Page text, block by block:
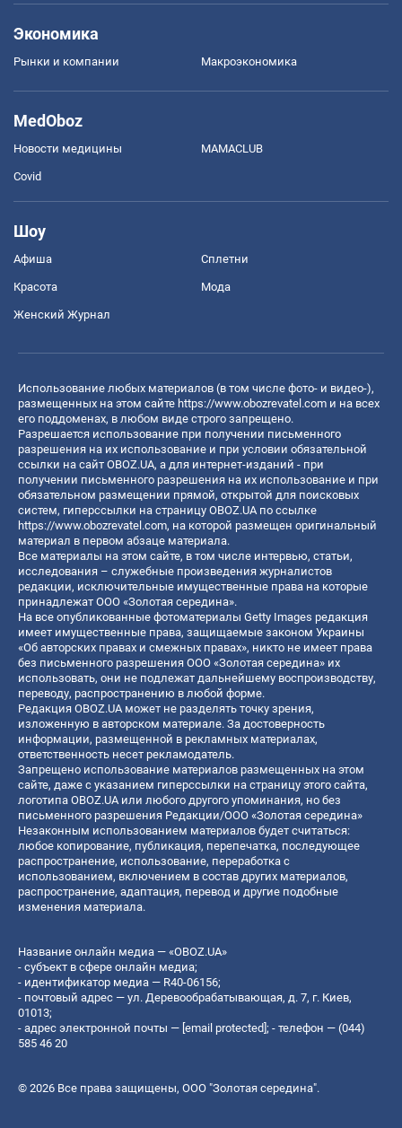
Экономика
Рынки и компании Mакроэкономика
MedOboz
Новости медицины MAMACLUB
Covid
Шоу
Афиша Сплетни
Красота Мода
Женский Журнал
Использование любых материалов (в том числе фото- и видео-),
размещенных на этом сайте https://www.obozrevatel.com и на всех
его поддоменах, в любом виде строго запрещено.
Разрешается использование при получении письменного
разрешения на их использование и при условии обязательной
ссылки на сайт OBOZ.UA, а для интернет-изданий - при
получении письменного разрешения на их использование и при
обязательном размещении прямой, открытой для поисковых
систем, гиперссылки на страницу OBOZ.UA по ссылке
https://www.obozrevatel.com, на которой размещен оригинальный
материал в первом абзаце материала.
Все материалы на этом сайте, в том числе интервью, статьи,
исследования – служебные произведения журналистов
редакции, исключительные имущественные права на которые
принадлежат ООО «Золотая середина».
На все опубликованные фотоматериалы Getty Images редакция
имеет имущественные права, защищаемые законом Украины
«Об авторских правах и смежных правах», никто не имеет права
без письменного разрешения ООО «Золотая середина» их
использовать, они не подлежат дальнейшему воспроизводству,
переводу, распространению в любой форме.
Редакция OBOZ.UA может не разделять точку зрения,
изложенную в авторском материале. За достоверность
информации, размещенной в рекламных материалах,
ответственность несет рекламодатель.
Запрещено использование материалов размещенных на этом
сайте, даже с указанием гиперссылки на страницу этого сайта,
логотипа OBOZ.UA или любого другого упоминания, но без
письменного разрешения Редакции/ООО «Золотая середина»
Незаконным использованием материалов будет считаться:
любое копирование, публикация, перепечатка, последующее
распространение, использование, переработка с
использованием, включением в состав других материалов,
распространение, адаптация, перевод и другие подобные
изменения материала.
Название онлайн медиа — «OBOZ.UA»
- субъект в сфере онлайн медиа;
- идентификатор медиа — R40-06156;
- почтовый адрес — ул. Деревообрабатывающая, д. 7, г. Киев,
01013;
- адрес электронной почты — [email protected]; - телефон — (044)
585 46 20
© 2026 Все права защищены, ООО "Золотая середина".